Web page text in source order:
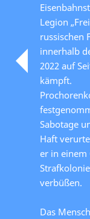
Legion
russischen
innerhalb
2022 auf
kämpft.
Sabotage
Haft
er in einem
verbüßen.
Das